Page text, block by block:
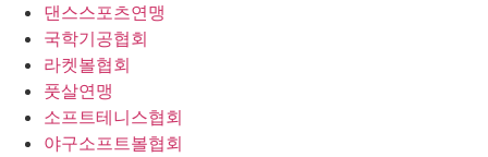
댄스스포츠연맹
국학기공협회
라켓볼협회
풋살연맹
소프트테니스협회
야구소프트볼협회